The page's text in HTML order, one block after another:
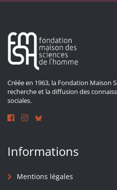
Créée en 1963, la Fondation Maison
recherche et la diffusion des
sociales.
Informations
Mentions légales